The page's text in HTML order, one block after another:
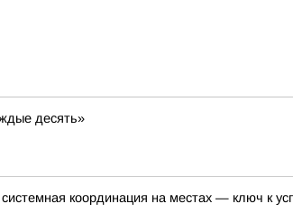
десять»
координация на местах — ключ к